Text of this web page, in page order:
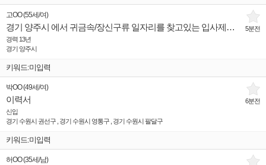
5분전
고OO(55세 /여)
경기 양주시 에서 귀금속/장신구류 일자리를 찾고있는 입사제의희망 인재입니다.
경력 13년
경기 양주시
키워드:미입력
6분전
박OO(49세 /여)
이력서
신입
경기 수원시 권선구 , 경기 수원시 영통구 , 경기 수원시 팔달구
키워드:미입력
허OO(35세 /남)